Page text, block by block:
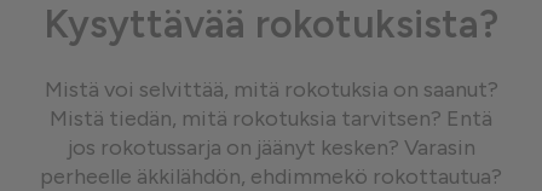
Kysyttävää rokotuksista?
Mistä voi selvittää, mitä rokotuksia on saanut?
Mistä tiedän, mitä rokotuksia tarvitsen? Entä
jos rokotussarja on jäänyt kesken? Varasin
perheelle äkkilähdön, ehdimmekö rokottautua?